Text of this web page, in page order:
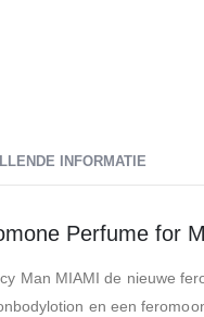
INFORMATIE
Perfume for
Man MIAMI de nieuwe
en een